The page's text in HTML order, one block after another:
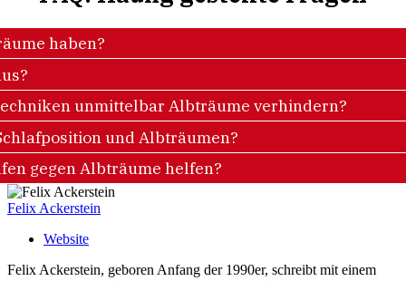
haben?
unmittelbar Albträume verhindern?
und Albträumen?
gegen Albträume helfen?
Felix Ackerstein
Website
Felix Ackerstein, geboren Anfang der 1990er, schreibt mit einem